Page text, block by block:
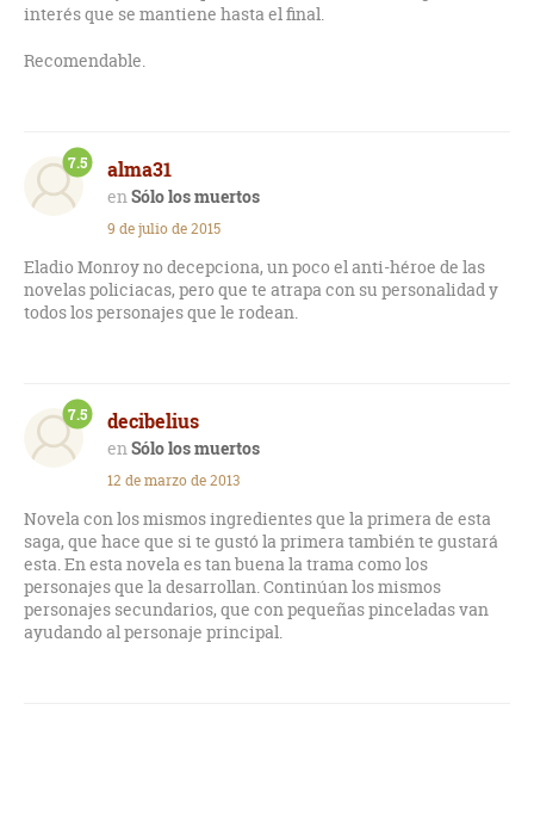
interés que se mantiene hasta el final.
Recomendable.
alma31
Sólo los muertos
7.5
9 de julio de 2015
Eladio Monroy no decepciona, un poco el anti-héroe de las
novelas policiacas, pero que te atrapa con su personalidad y
todos los personajes que le rodean.
decibelius
Sólo los muertos
7.5
12 de marzo de 2013
Novela con los mismos ingredientes que la primera de esta
saga, que hace que si te gustó la primera también te gustará
esta. En esta novela es tan buena la trama como los
personajes que la desarrollan. Continúan los mismos
personajes secundarios, que con pequeñas pinceladas van
ayudando al personaje principal.